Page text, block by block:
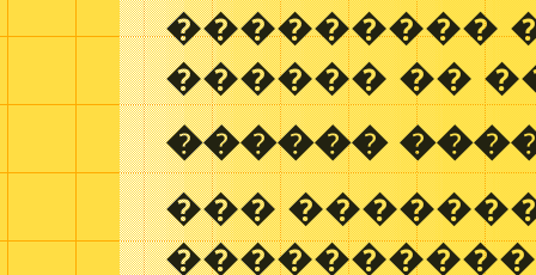
���������
������ ��
������
���